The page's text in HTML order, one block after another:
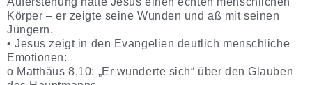
Körper – er zeigte seine Wunden und aß mit seinen
Jüngern.
• Jesus zeigt in den Evangelien deutlich menschliche
Emotionen:
o Matthäus 8,10: „Er wunderte sich“ über den Glauben